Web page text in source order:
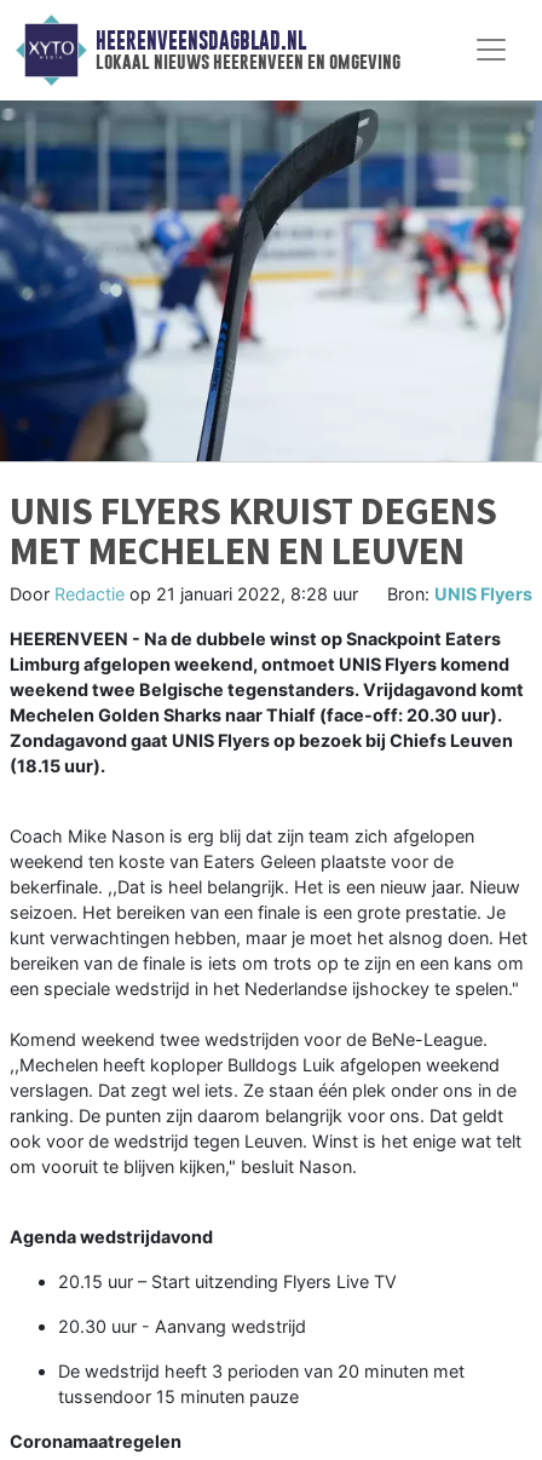
HEERENVEENSDAGBLAD.NL
lokaal nieuws heerenveen en omgeving
UNIS FLYERS KRUIST DEGENS
MET MECHELEN EN LEUVEN
Door Redactie op 21 januari 2022, 8:28 uur Bron: UNIS Flyers
HEERENVEEN - Na de dubbele winst op Snackpoint Eaters
Limburg afgelopen weekend, ontmoet UNIS Flyers komend
weekend twee Belgische tegenstanders. Vrijdagavond komt
Mechelen Golden Sharks naar Thialf (face-off: 20.30 uur).
Zondagavond gaat UNIS Flyers op bezoek bij Chiefs Leuven
(18.15 uur).
Coach Mike Nason is erg blij dat zijn team zich afgelopen
weekend ten koste van Eaters Geleen plaatste voor de
bekerfinale. ,,Dat is heel belangrijk. Het is een nieuw jaar. Nieuw
seizoen. Het bereiken van een finale is een grote prestatie. Je
kunt verwachtingen hebben, maar je moet het alsnog doen. Het
bereiken van de finale is iets om trots op te zijn en een kans om
een speciale wedstrijd in het Nederlandse ijshockey te spelen."
Komend weekend twee wedstrijden voor de BeNe-League.
,,Mechelen heeft koploper Bulldogs Luik afgelopen weekend
verslagen. Dat zegt wel iets. Ze staan één plek onder ons in de
ranking. De punten zijn daarom belangrijk voor ons. Dat geldt
ook voor de wedstrijd tegen Leuven. Winst is het enige wat telt
om vooruit te blijven kijken," besluit Nason.
Agenda wedstrijdavond
20.15 uur – Start uitzending Flyers Live TV
20.30 uur - Aanvang wedstrijd
De wedstrijd heeft 3 perioden van 20 minuten met
tussendoor 15 minuten pauze
Coronamaatregelen